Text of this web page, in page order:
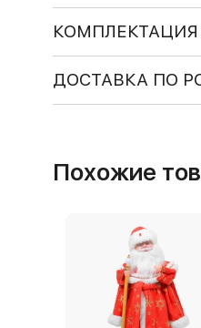
КОМПЛЕКТАЦИЯ
ДОСТАВКА ПО
Похожие